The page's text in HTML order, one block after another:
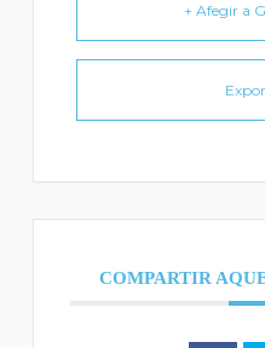
+ Afegir a
COMPARTIR